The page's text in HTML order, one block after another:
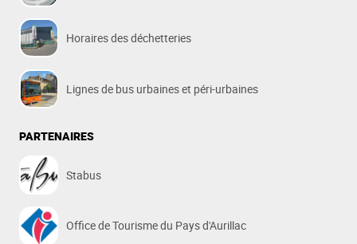
Horaires des déchetteries
Lignes de bus urbaines et péri-urbaines
PARTENAIRES
Stabus
Office de Tourisme du Pays d'Aurillac